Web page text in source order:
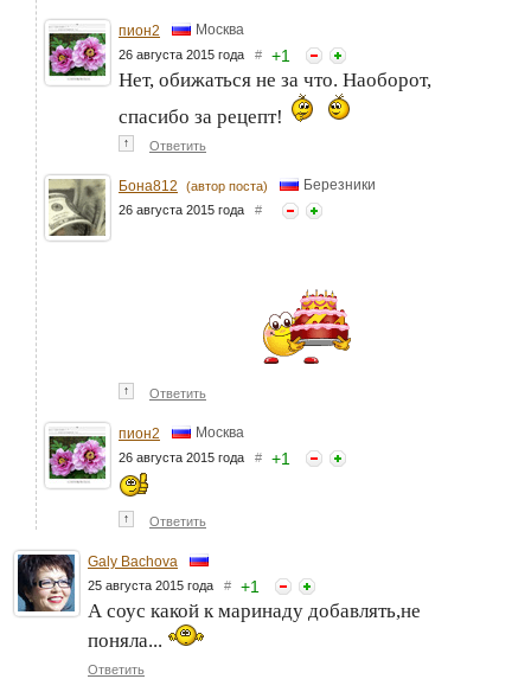
пион2 Москва
26 августа 2015 года # +1
Нет, обижаться не за что. Наоборот,
спасибо за рецепт!
↑ Ответить
Бона812 (автор поста) Березники
26 августа 2015 года #
↑ Ответить
пион2 Москва
26 августа 2015 года # +1
↑ Ответить
Galy Bachova
25 августа 2015 года # +1
А соус какой к маринаду добавлять,не
поняла...
Ответить